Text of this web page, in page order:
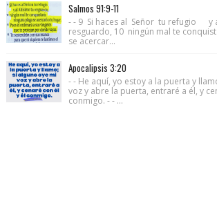
Salmos 91:9-11
- - 9 Si haces al Señor tu refugio y
resguardo, 10 ningún mal te
se acercar...
Apocalipsis 3:20
- - He aquí, yo estoy a la puerta y
voz y abre la puerta, entraré a él, y
conmigo. - - ...